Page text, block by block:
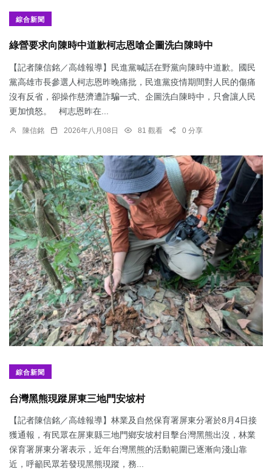
綜合新聞
綠營要求向陳時中道歉柯志恩嗆企圖洗白陳時中
【記者陳信銘／高雄報導】民進黨喊話在野黨向陳時中道歉。國民
黨高雄市長參選人柯志恩昨晚痛批，民進黨疫情期間對人民的傷痛
沒有反省，卻操作慈濟遭詐騙一式、企圖洗白陳時中，只會讓人民
更加憤怒。 柯志恩昨在...
陳信銘 2026年八月08日 81 觀看 0 分享
綜合新聞
台灣黑熊現蹤屏東三地門安坡村
【記者陳信銘／高雄報導】林業及自然保育署屏東分署於8月4日接
獲通報，有民眾在屏東縣三地門鄉安坡村目擊台灣黑熊出沒，林業
保育署屏東分署表示，近年台灣黑熊的活動範圍已逐漸向淺山靠
近，呼籲民眾若發現黑熊現蹤，務...